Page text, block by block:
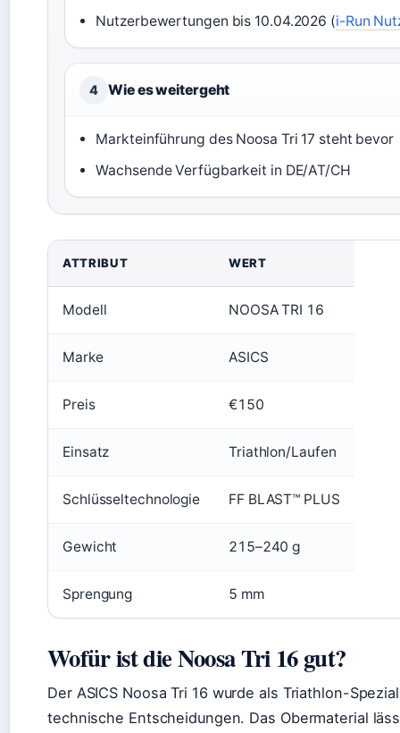
Nutzerbewertungen bis 10.04.2026 (i-Run
4 Wie es weitergeht
Markteinführung des Noosa Tri 17 steht bevor
Wachsende Verfügbarkeit in DE/AT/CH
ATTRIBUT WERT
Modell NOOSA TRI 16
Marke ASICS
Preis €150
Einsatz Triathlon/Laufen
Schlüsseltechnologie FF BLAST™ PLUS
Gewicht 215–240 g
Sprengung 5 mm
Wofür ist die Noosa Tri 16 gut?
Der ASICS Noosa Tri 16 wurde als Triathlon-
technische Entscheidungen. Das Obermaterial